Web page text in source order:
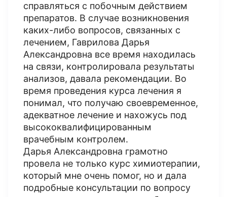
справляться с побочным действием
препаратов. В случае возникновения
каких-либо вопросов, связанных с
лечением, Гаврилова Дарья
Александровна все время находилась
на связи, контролировала результаты
анализов, давала рекомендации. Во
время проведения курса лечения я
понимал, что получаю своевременное,
адекватное лечение и нахожусь под
высококвалифицированным
врачебным контролем.
Дарья Александровна грамотно
провела не только курс химиотерапии,
который мне очень помог, но и дала
подробные консультации по вопросу